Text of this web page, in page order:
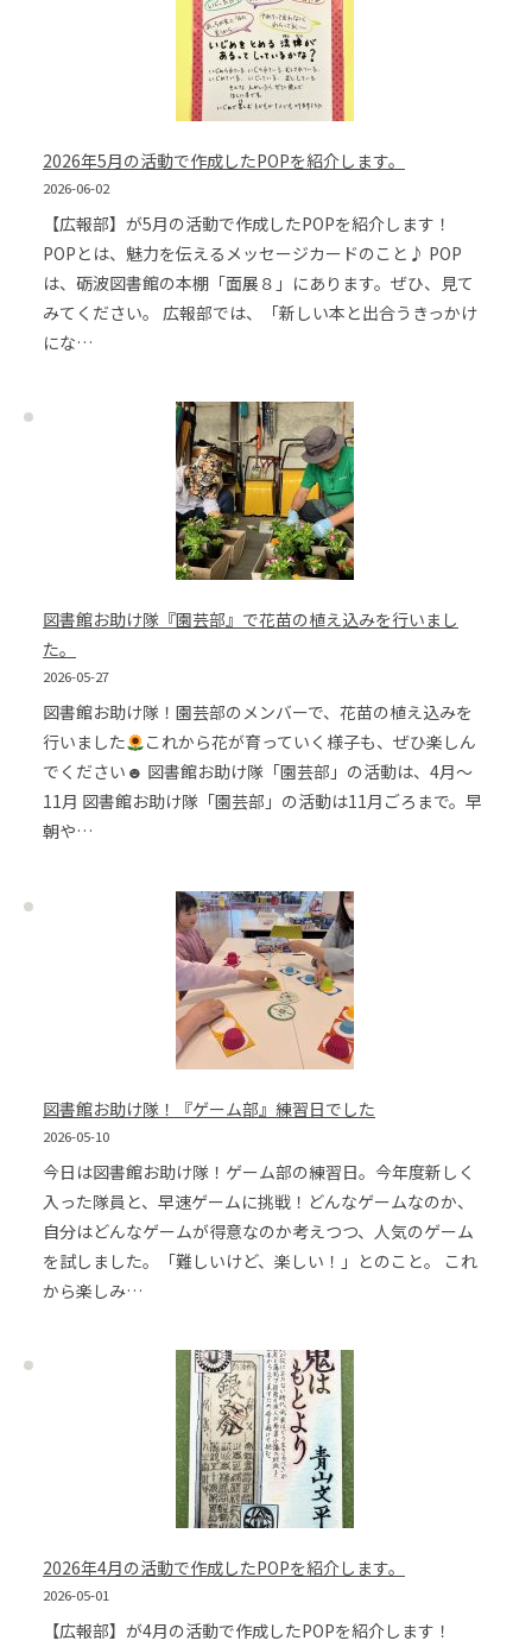
2026年5月の活動で作成したPOPを紹介します。
2026-06-02
【広報部】が5月の活動で作成したPOPを紹介します！
POPとは、魅力を伝えるメッセージカードのこと♪ POP
は、砺波図書館の本棚「面展８」にあります。ぜひ、見て
みてください。 広報部では、「新しい本と出合うきっかけ
にな…
図書館お助け隊『園芸部』で花苗の植え込みを行いまし
た。
2026-05-27
図書館お助け隊！園芸部のメンバーで、花苗の植え込みを
行いました
これから花が育っていく様子も、ぜひ楽しん
でください☻ 図書館お助け隊「園芸部」の活動は、4月～
11月 図書館お助け隊「園芸部」の活動は11月ごろまで。早
朝や…
図書館お助け隊！『ゲーム部』練習日でした
2026-05-10
今日は図書館お助け隊！ゲーム部の練習日。今年度新しく
入った隊員と、早速ゲームに挑戦！どんなゲームなのか、
自分はどんなゲームが得意なのか考えつつ、人気のゲーム
を試しました。「難しいけど、楽しい！」とのこと。 これ
から楽しみ…
2026年4月の活動で作成したPOPを紹介します。
2026-05-01
【広報部】が4月の活動で作成したPOPを紹介します！